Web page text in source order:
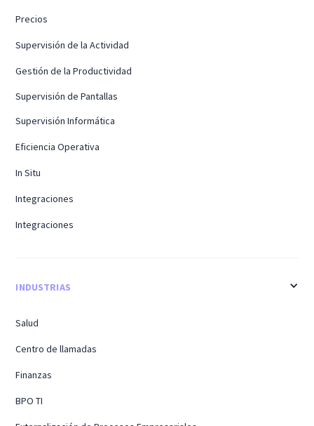
Precios
Supervisión de la Actividad
Gestión de la Productividad
Supervisión de Pantallas
Supervisión Informática
Eficiencia Operativa
In Situ
Integraciones
Integraciones
INDUSTRIAS
Salud
Centro de llamadas
Finanzas
BPO TI